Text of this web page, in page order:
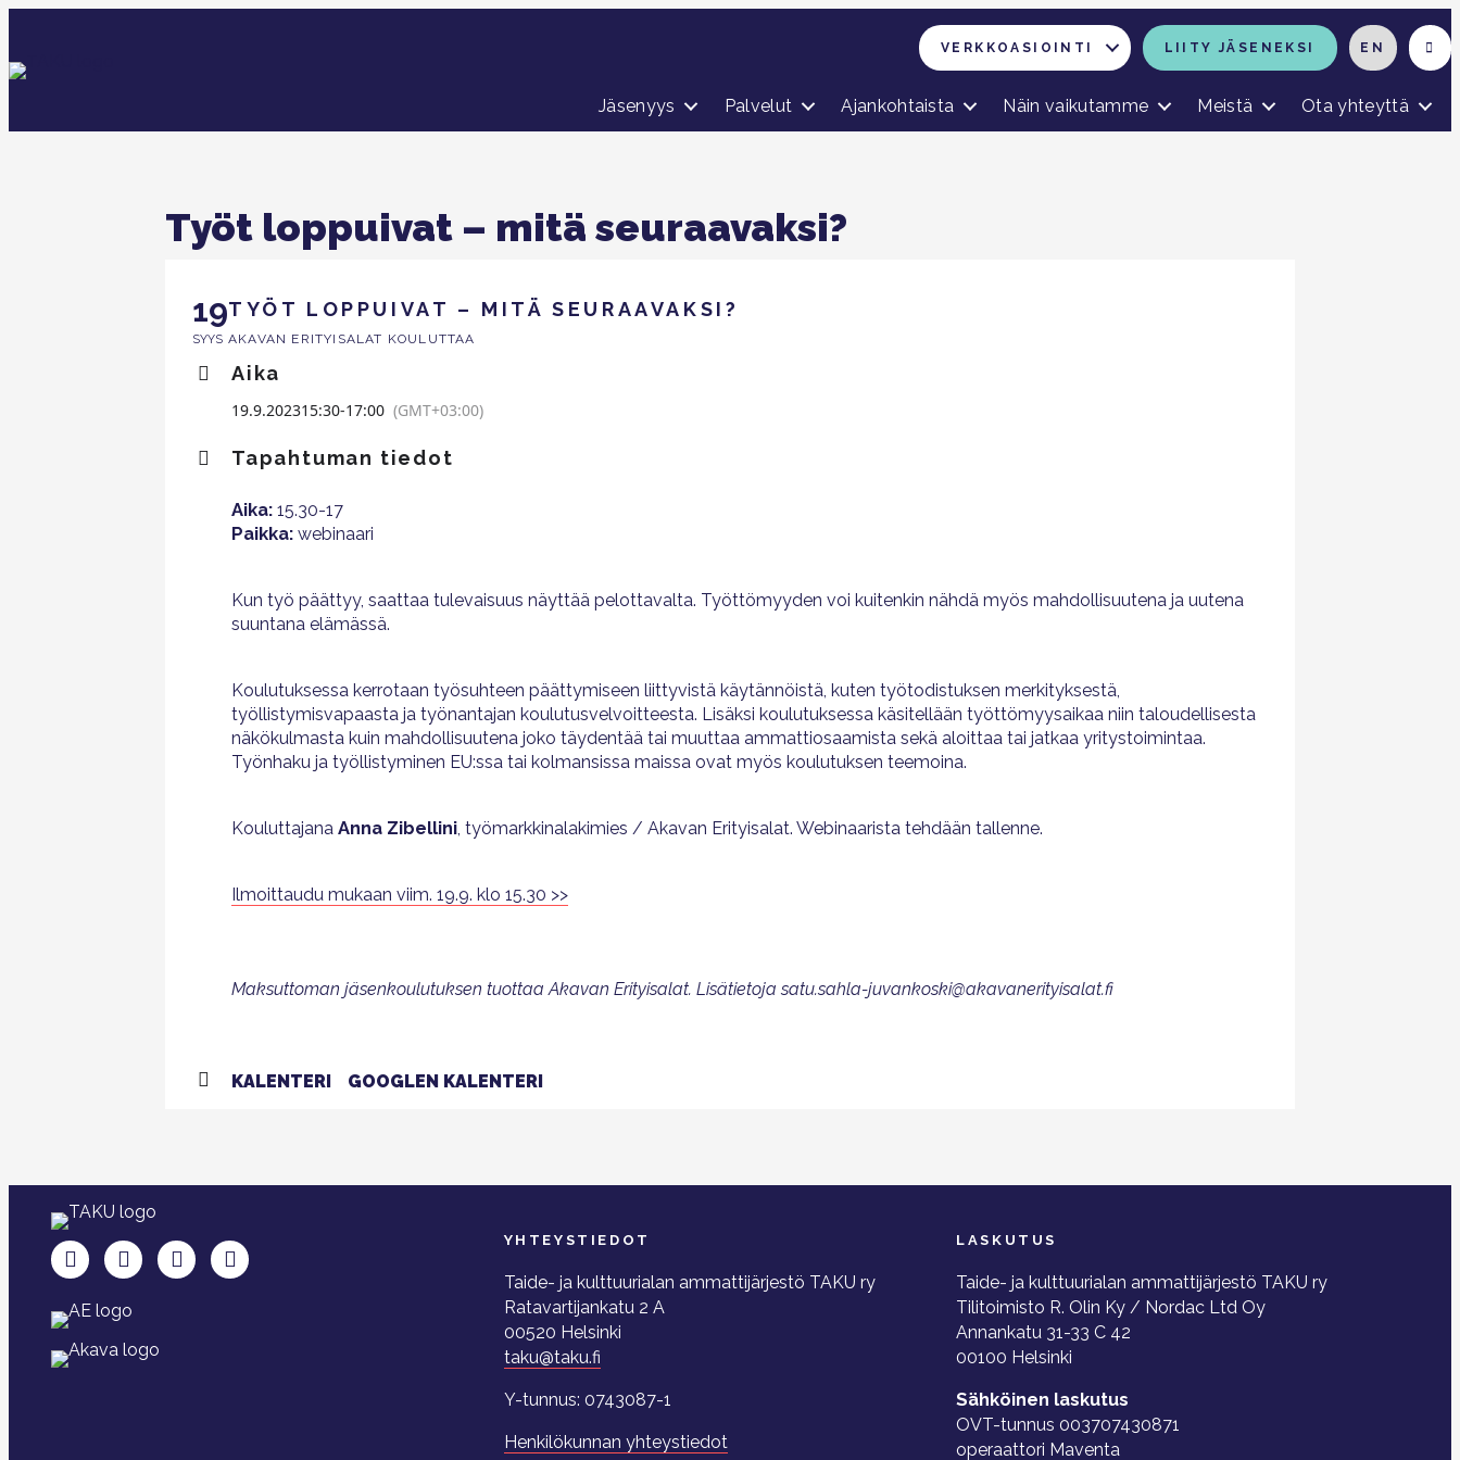
VERKKOASIOINTI LIITY JÄSENEKSI EN
Jäsenyys Palvelut Ajankohtaista Näin vaikutamme Meistä Ota yhteyttä
Työt loppuivat – mitä seuraavaksi?
19
SYYS
TYÖT LOPPUIVAT – MITÄ SEURAAVAKSI?
AKAVAN ERITYISALAT KOULUTTAA
Aika
19.9.202315:30-17:00 (GMT+03:00)
Tapahtuman tiedot
Aika: 15.30-17
Paikka: webinaari
Kun työ päättyy, saattaa tulevaisuus näyttää pelottavalta. Työttömyyden voi kuitenkin nähdä myös mahdollisuutena ja uutena
suuntana elämässä.
Koulutuksessa kerrotaan työsuhteen päättymiseen liittyvistä käytännöistä, kuten työtodistuksen merkityksestä,
työllistymisvapaasta ja työnantajan koulutusvelvoitteesta. Lisäksi koulutuksessa käsitellään työttömyysaikaa niin taloudellisesta
näkökulmasta kuin mahdollisuutena joko täydentää tai muuttaa ammattiosaamista sekä aloittaa tai jatkaa yritystoimintaa.
Työnhaku ja työllistyminen EU:ssa tai kolmansissa maissa ovat myös koulutuksen teemoina.
Kouluttajana Anna Zibellini, työmarkkinalakimies / Akavan Erityisalat. Webinaarista tehdään tallenne.
Ilmoittaudu mukaan viim. 19.9. klo 15.30 >>
Maksuttoman jäsenkoulutuksen tuottaa Akavan Erityisalat. Lisätietoja satu.sahla-juvankoski@akavanerityisalat.fi
KALENTERI GOOGLEN KALENTERI
TAKU Facebookissa
TAKU Twitterissä
TAKU Instagramissa
TAKU LinkedInissä
YHTEYSTIEDOT
Taide- ja kulttuurialan ammattijärjestö TAKU ry
Ratavartijankatu 2 A
00520 Helsinki
taku@taku.fi
Y-tunnus: 0743087-1
Henkilökunnan yhteystiedot
LASKUTUS
Taide- ja kulttuurialan ammattijärjestö TAKU ry
Tilitoimisto R. Olin Ky / Nordac Ltd Oy
Annankatu 31-33 C 42
00100 Helsinki
Sähköinen laskutus
OVT-tunnus 003707430871
operaattori Maventa